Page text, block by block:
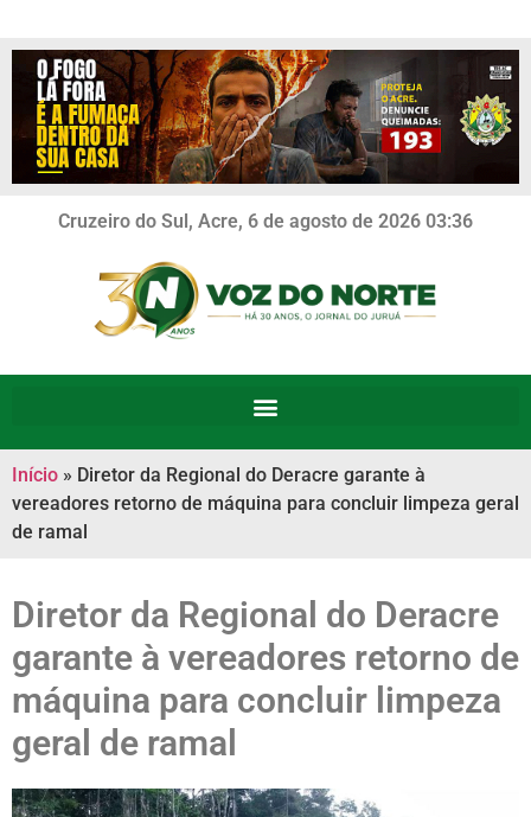
Cruzeiro do Sul, Acre, 6 de agosto de 2026 03:36
Início » Diretor da Regional do Deracre garante à
vereadores retorno de máquina para concluir limpeza geral
de ramal
Diretor da Regional do Deracre
garante à vereadores retorno de
máquina para concluir limpeza
geral de ramal